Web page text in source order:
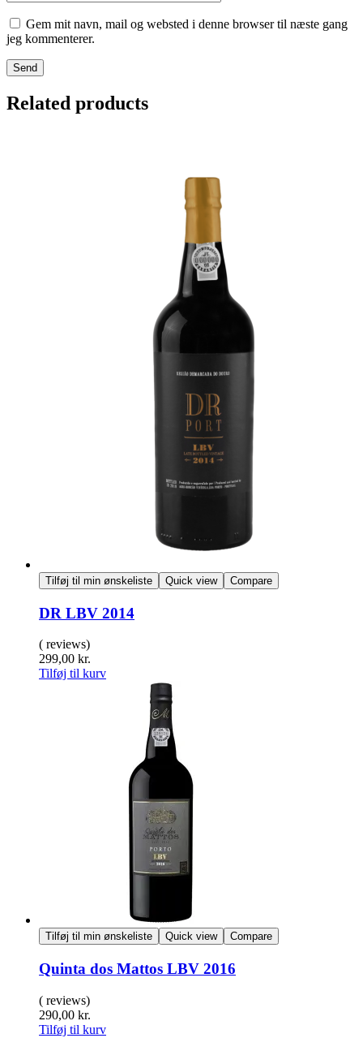
Gem mit navn, mail og websted i denne browser til næste gang
jeg kommenterer.
Send
Related products
Tilføj til min ønskeliste Quick view Compare
DR LBV 2014
( reviews)
299,00 kr.
Tilføj til kurv
Tilføj til min ønskeliste Quick view Compare
Quinta dos Mattos LBV 2016
( reviews)
290,00 kr.
Tilføj til kurv